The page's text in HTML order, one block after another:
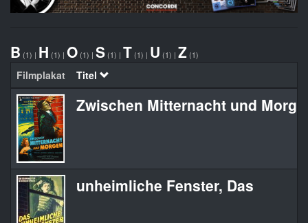
B (1) | H (1) | O (1) | S (1) | T (1) | U (1) | Z (1)
Filmplakat Titel
Zwischen Mitternacht und
unheimliche Fenster, Das